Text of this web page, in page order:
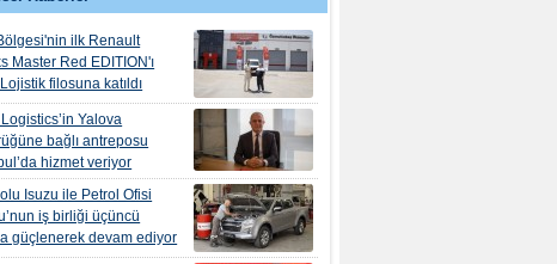
ilk Renault
Master Red EDITION'ı
filosuna katıldı
Yalova
bağlı antreposu
hizmet veriyor
Isuzu ile Petrol Ofisi
iş birliği üçüncü
güçlenerek devam ediyor